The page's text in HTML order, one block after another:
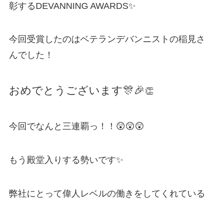
彰するDEVANNING AWARDS✨
今回受賞したのはベテランデバンニストの稲見さ
んでした！
おめでとうございます🎊🎉👏
今回でなんと三連覇っ！！😲😲😲
もう殿堂入りする勢いです✨
弊社にとって偉人レベルの働きをしてくれている